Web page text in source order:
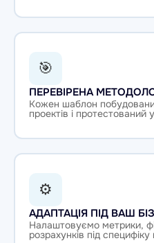
🎯
ПЕРЕВІРЕНА
Кожен шаблон
проектів і
⚙
АДАПТАЦІЯ ПІД ВАШ
Налаштовуємо метрики,
розрахунків під специфіку